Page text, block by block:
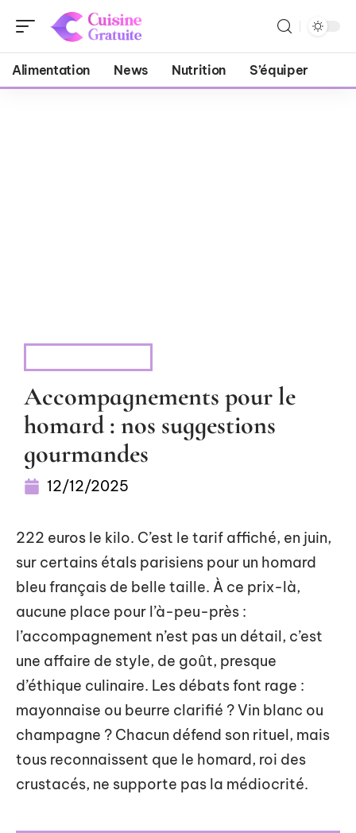
Alimentation News Nutrition S’équiper
Accompagnements pour le
homard : nos suggestions
gourmandes
12/12/2025
222 euros le kilo. C’est le tarif affiché, en juin,
sur certains étals parisiens pour un homard
bleu français de belle taille. À ce prix-là,
aucune place pour l’à-peu-près :
l’accompagnement n’est pas un détail, c’est
une affaire de style, de goût, presque
d’éthique culinaire. Les débats font rage :
mayonnaise ou beurre clarifié ? Vin blanc ou
champagne ? Chacun défend son rituel, mais
tous reconnaissent que le homard, roi des
crustacés, ne supporte pas la médiocrité.